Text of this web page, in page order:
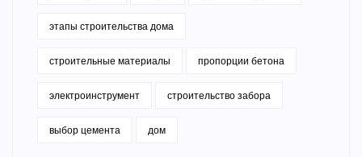
этапы строительства дома
строительные материалы пропорции бетона
электроинструмент строительство забора
выбор цемента дом